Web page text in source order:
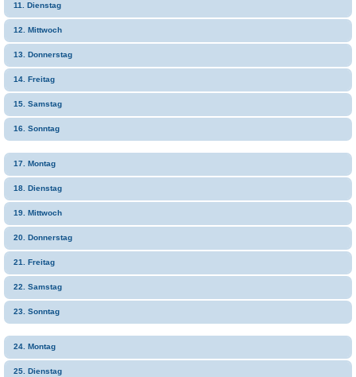
11. Dienstag
12. Mittwoch
13. Donnerstag
14. Freitag
15. Samstag
16. Sonntag
17. Montag
18. Dienstag
19. Mittwoch
20. Donnerstag
21. Freitag
22. Samstag
23. Sonntag
24. Montag
25. Dienstag